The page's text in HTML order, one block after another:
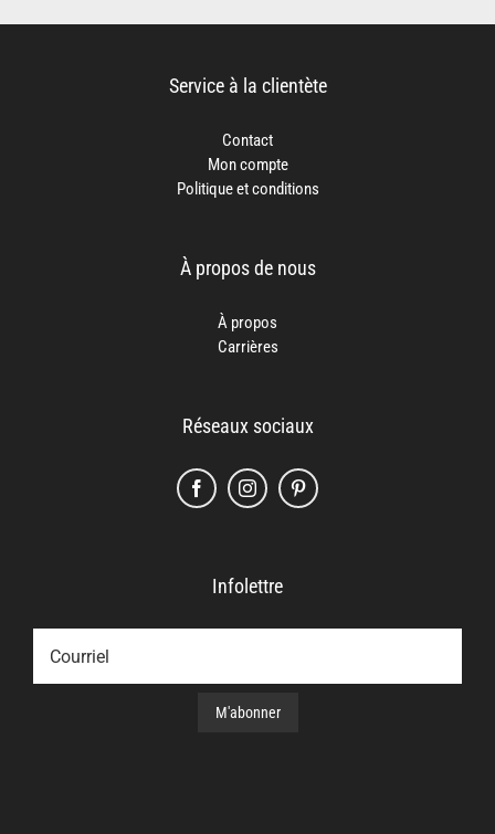
à
Service à la clientète
Contact
Mon compte
Politique et conditions
À propos de nous
À propos
Carrières
Réseaux sociaux
Infolettre